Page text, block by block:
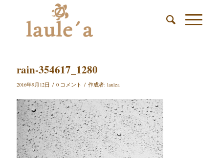
rain-354617_1280
2016年9月12日 / 0 コメント / 作成者: laulea